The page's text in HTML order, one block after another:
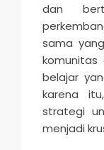
dan
sama
komunitas
belajar
karena
strategi
menjadi